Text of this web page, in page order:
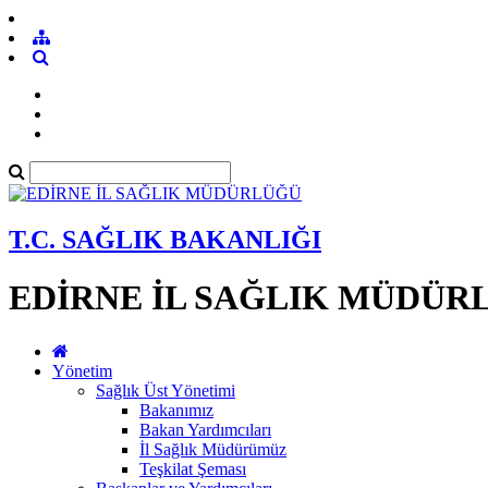
T.C. SAĞLIK BAKANLIĞI
EDİRNE İL SAĞLIK
Yönetim
Sağlık Üst Yönetimi
Bakanımız
Bakan Yardımcıları
İl Sağlık Müdürümüz
Teşkilat Şeması